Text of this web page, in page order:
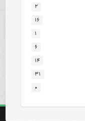
۲
۱۶
۱
۶
۱۴
۳۱
۰